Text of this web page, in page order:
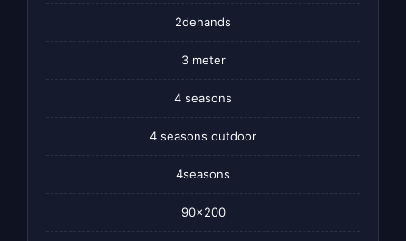
2dehands
3 meter
4 seasons
4 seasons outdoor
4seasons
90×200